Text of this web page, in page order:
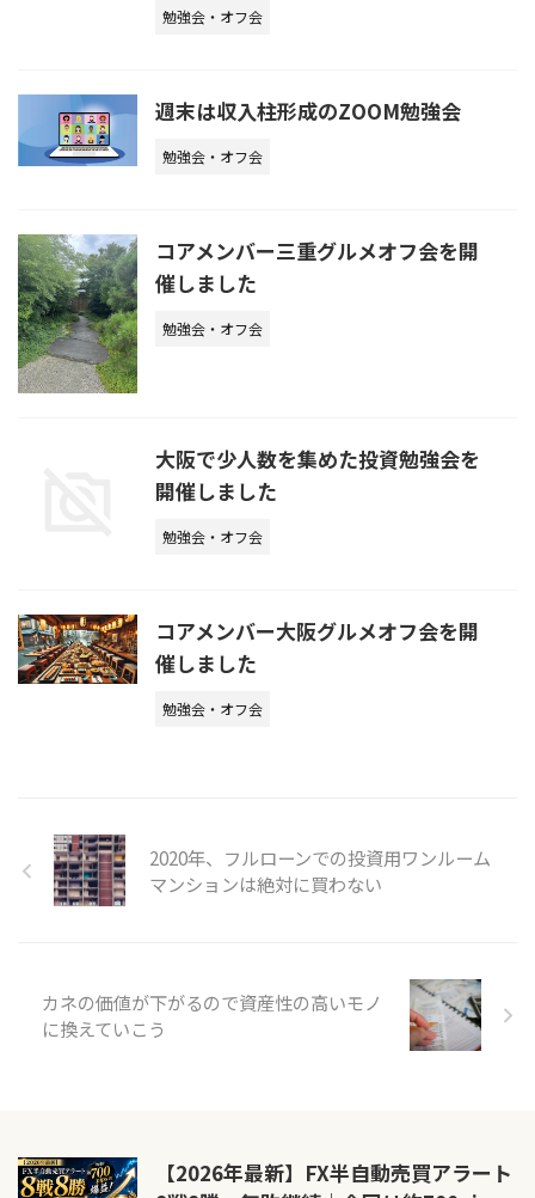
勉強会・オフ会
週末は収入柱形成のZOOM勉強会
勉強会・オフ会
コアメンバー三重グルメオフ会を開
催しました
勉強会・オフ会
大阪で少人数を集めた投資勉強会を
開催しました
勉強会・オフ会
コアメンバー大阪グルメオフ会を開
催しました
勉強会・オフ会
2020年、フルローンでの投資用ワンルーム
マンションは絶対に買わない
カネの価値が下がるので資産性の高いモノ
に換えていこう
【2026年最新】FX半自動売買アラート